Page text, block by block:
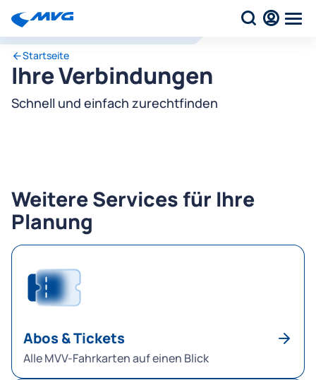
Startseite
Ihre Verbindungen
Schnell und einfach zurechtfinden
Weitere Services für Ihre
Planung
Abos & Tickets
Alle MVV-Fahrkarten auf einen Blick